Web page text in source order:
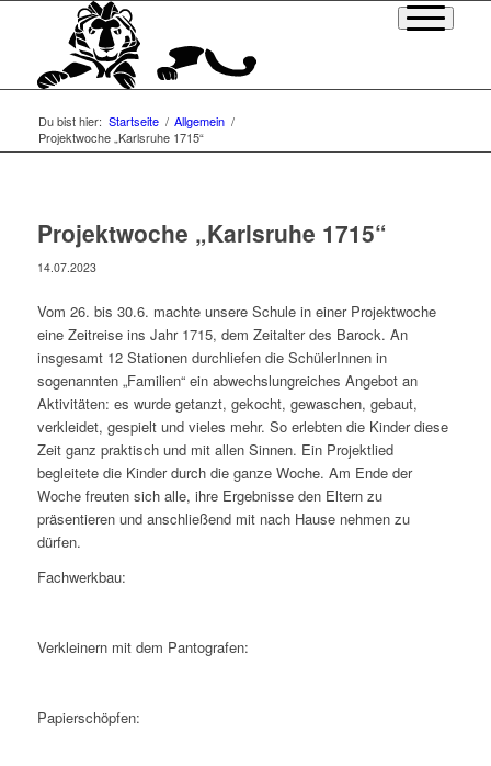
Du bist hier: Startseite / Allgemein /
Projektwoche „Karlsruhe 1715“
Projektwoche „Karlsruhe 1715“
14.07.2023
Vom 26. bis 30.6. machte unsere Schule in einer Projektwoche
eine Zeitreise ins Jahr 1715, dem Zeitalter des Barock. An
insgesamt 12 Stationen durchliefen die SchülerInnen in
sogenannten „Familien“ ein abwechslungreiches Angebot an
Aktivitäten: es wurde getanzt, gekocht, gewaschen, gebaut,
verkleidet, gespielt und vieles mehr. So erlebten die Kinder diese
Zeit ganz praktisch und mit allen Sinnen. Ein Projektlied
begleitete die Kinder durch die ganze Woche. Am Ende der
Woche freuten sich alle, ihre Ergebnisse den Eltern zu
präsentieren und anschließend mit nach Hause nehmen zu
dürfen.
Fachwerkbau:
Verkleinern mit dem Pantografen:
Papierschöpfen: